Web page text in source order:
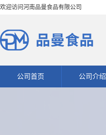
欢迎访问河南品曼食品有限公司
公司首页 公司介绍